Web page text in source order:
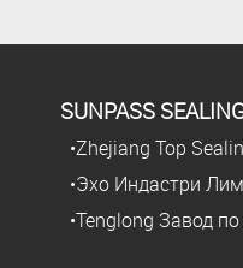
SUNPASS
•Zhejiang Top
•Эхо Индастри
•Tenglong Завод